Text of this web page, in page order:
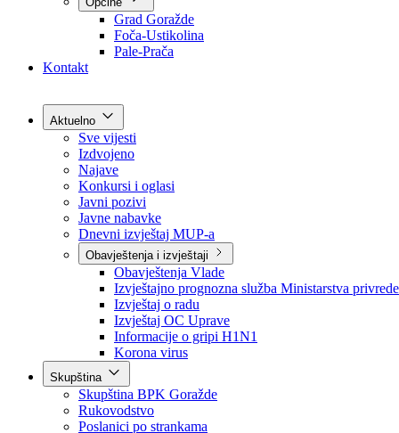
Obrazovanje
Sport
Općine
Kontakt
Aktuelno
Sve vijesti
Izdvojeno
Najave
Konkursi i oglasi
Javni pozivi
Javne nabavke
Dnevni izvještaj MUP-a
Obavještenja i izvještaji
Obavještenja Vlade
Izvještajno prognozna služba Ministarstva privrede
Izvještaj o radu
Izvještaj OC Uprave
Informacije o gripi H1N1
Korona virus
Skupština